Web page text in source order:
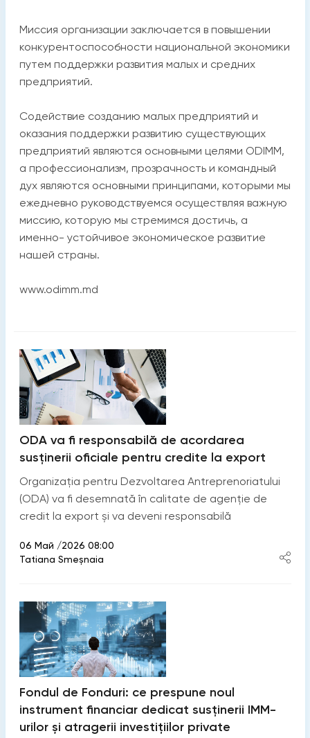
Миссия организации заключается в повышении
конкурентоспособности национальной экономики
путем поддержки развития малых и средних
предприятий.
Содействие созданию малых предприятий и
оказания поддержки развитию существующих
предприятий являются основными целями ODIMM,
а профессионализм, прозрачность и командный
дух являются основными принципами, которыми мы
ежедневно руководствуемся осуществляя важную
миссию, которую мы стремимся достичь, а
именно- устойчивое экономическое развитие
нашей страны.
www.odimm.md
ODA va fi responsabilă de acordarea
susținerii oficiale pentru credite la export
Organizația pentru Dezvoltarea Antreprenoriatului
(ODA) va fi desemnată în calitate de agenție de
credit la export și va deveni responsabilă
06 Май /2026 08:00
Tatiana Smeșnaia
Fondul de Fonduri: ce prespune noul
instrument financiar dedicat susținerii IMM-
urilor și atragerii investițiilor private